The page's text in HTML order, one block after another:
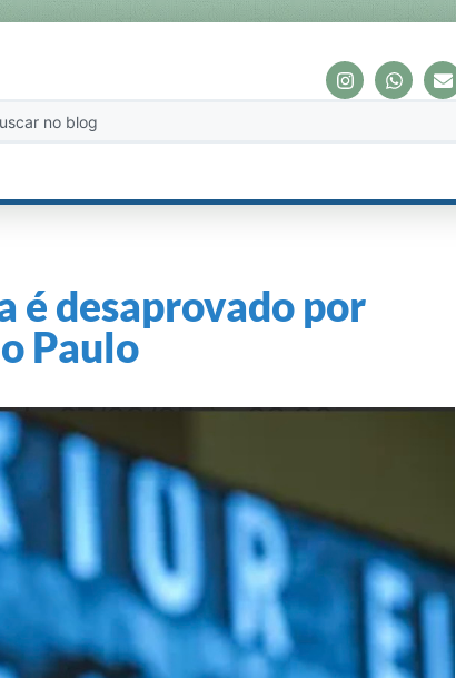
é desaprovado por
Paulo